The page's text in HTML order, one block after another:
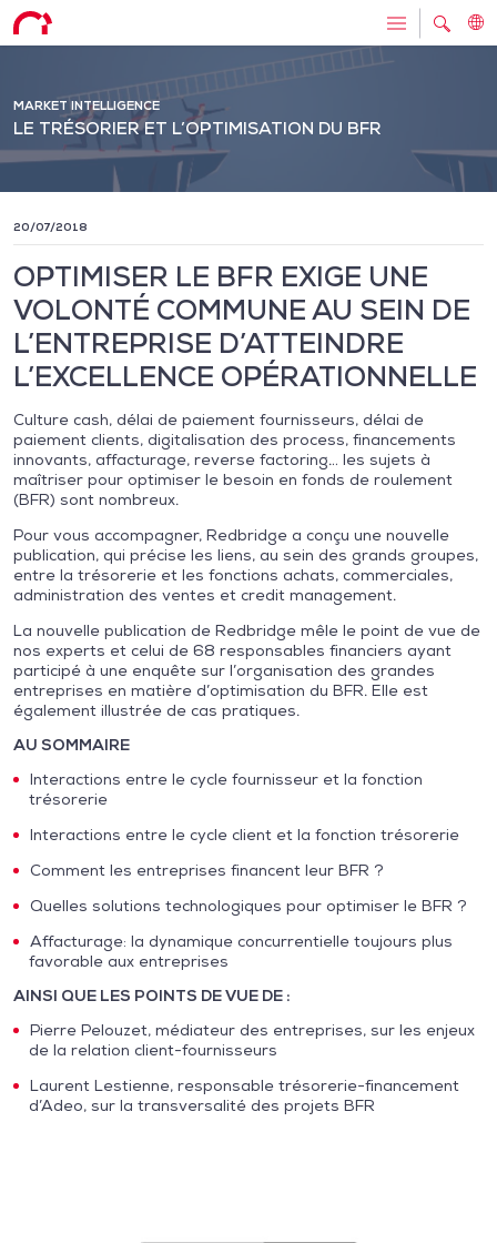
MARKET INTELLIGENCE
LE TRÉSORIER ET L’OPTIMISATION DU BFR
20/07/2018
OPTIMISER LE BFR EXIGE UNE
VOLONTÉ COMMUNE AU SEIN DE
L’ENTREPRISE D’ATTEINDRE
L’EXCELLENCE OPÉRATIONNELLE
Culture cash, délai de paiement fournisseurs, délai de
paiement clients, digitalisation des process, financements
innovants, affacturage, reverse factoring… les sujets à
maîtriser pour optimiser le besoin en fonds de roulement
(BFR) sont nombreux.
Pour vous accompagner, Redbridge a conçu une nouvelle
publication, qui précise les liens, au sein des grands groupes,
entre la trésorerie et les fonctions achats, commerciales,
administration des ventes et credit management.
La nouvelle publication de Redbridge mêle le point de vue de
nos experts et celui de 68 responsables financiers ayant
participé à une enquête sur l’organisation des grandes
entreprises en matière d’optimisation du BFR. Elle est
également illustrée de cas pratiques.
AU SOMMAIRE
Interactions entre le cycle fournisseur et la fonction
trésorerie
Interactions entre le cycle client et la fonction trésorerie
Comment les entreprises financent leur BFR ?
Quelles solutions technologiques pour optimiser le BFR ?
Affacturage: la dynamique concurrentielle toujours plus
favorable aux entreprises
AINSI QUE LES POINTS DE VUE DE :
Pierre Pelouzet, médiateur des entreprises, sur les enjeux
de la relation client-fournisseurs
Laurent Lestienne, responsable trésorerie-financement
d’Adeo, sur la transversalité des projets BFR